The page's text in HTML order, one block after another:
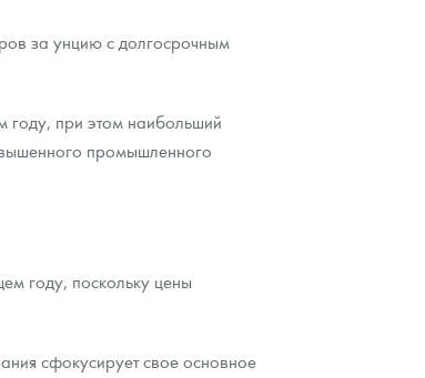
за унцию с долгосрочным
году, при этом наибольший
промышленного
году, поскольку цены
сфокусирует свое основное